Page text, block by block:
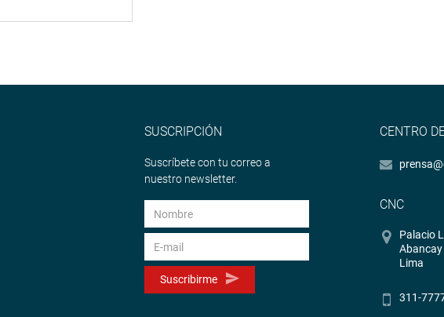
SUSCRIPCIÓN
Suscríbete con tu correo a
nuestro newsletter.
Suscribirme
CENTRO
CNC
Palacio
Lima
311-